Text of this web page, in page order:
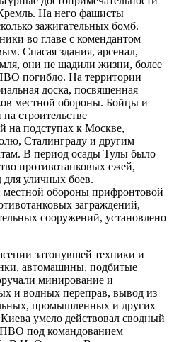
На него фашисты
зажигательных бомб.
во главе с комендантом
Спасая здания, арсенал,
они не щадили жизни, более
погибло. На территории
доска, посвященная
местной обороны. Бойцы и
строительстве
на подступах к Москве,
Сталинграду и другим
В период осады Тулы было
противотанковых ежей,
для уличных боев.
местной обороны прифронтовой
заграждений,
сооружений, установлено
затонувшей техники и
автомашины, подбитые
минирование и
и водных переправ, вывод из
промышленных и других
умело действовал сводный
под командованием